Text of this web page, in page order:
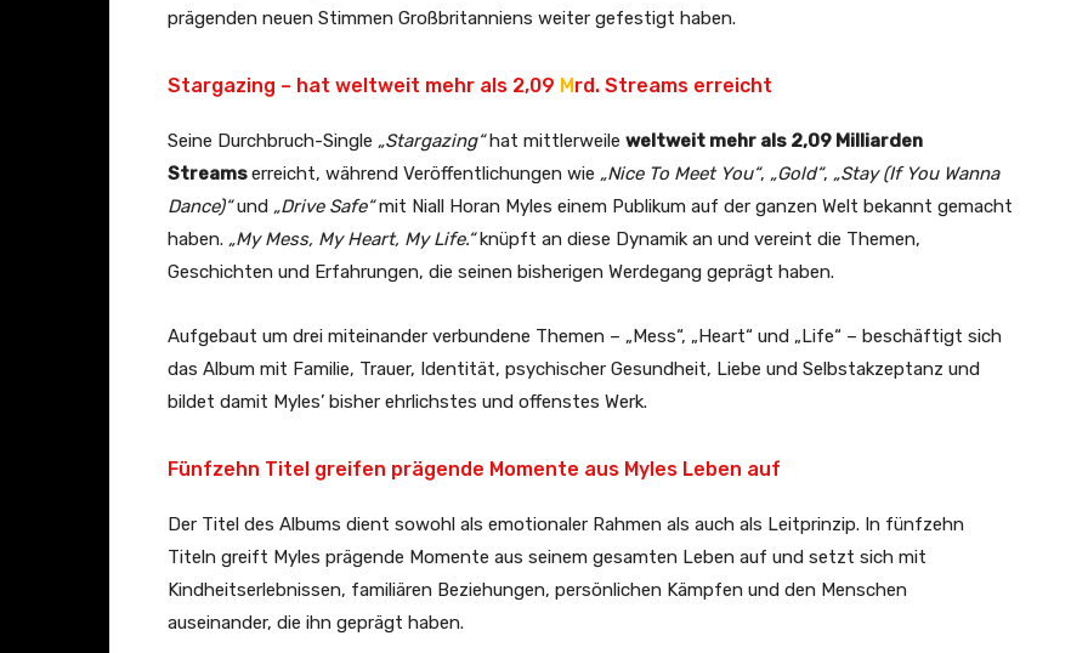
i
i
l
L
y
r
i
V
i
d
o
prägenden neuen Stimmen Großbritanniens weiter gefestigt haben.
Stargazing – hat weltweit mehr als 2,09 M rd. Streams erreicht
Seine Durchbruch-Single „Stargazing“ hat mittlerweile weltweit mehr als 2,09 Milliarden
Streamserreicht, während Veröffentlichungen wie „Nice To Meet You“, „Gold“, „Stay (If You Wanna
Dance)“und „Drive Safe“mit Niall Horan Myles einem Publikum auf der ganzen Welt bekannt gemacht
haben. „My Mess, My Heart, My Life.“ knüpft an diese Dynamik an und vereint die Themen,
Geschichten und Erfahrungen, die seinen bisherigen Werdegang geprägt haben.
Aufgebaut um drei miteinander verbundene Themen – „Mess“, „Heart“ und „Life“ – beschäftigt sich
das Album mit Familie, Trauer, Identität, psychischer Gesundheit, Liebe und Selbstakzeptanz und
bildet damit Myles’ bisher ehrlichstes und offenstes Werk.
Fünfzehn Titel greifen prägende Momente aus Myles Leben auf
Der Titel des Albums dient sowohl als emotionaler Rahmen als auch als Leitprinzip. In fünfzehn
Titeln greift Myles prägende Momente aus seinem gesamten Leben auf und setzt sich mit
Kindheitserlebnissen, familiären Beziehungen, persönlichen Kämpfen und den Menschen
auseinander, die ihn geprägt haben.